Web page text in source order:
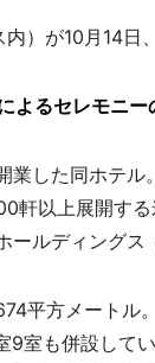
）が10月14日
よるセレモニー
した同ホテル
軒以上展開す
ルディングス
平方メートル
室も併設して